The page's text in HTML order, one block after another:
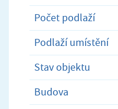
Počet podlaží
Podlaží umístění
Stav objektu
Budova